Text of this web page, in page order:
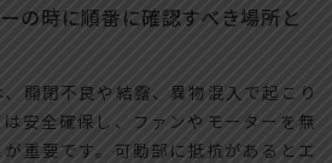
の時に順番に確認すべき場所と
開閉不良や結露、異物混入で起こり
安全確保し、ファンやモーターを無
重要です。可動部に抵抗があるとエ